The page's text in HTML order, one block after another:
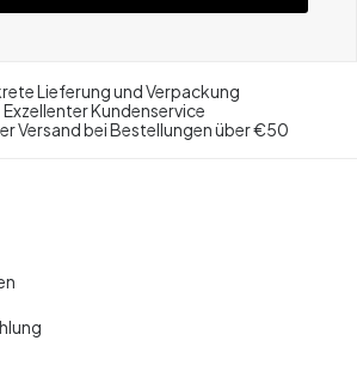
Lieferung und Verpackung
Exzellenter Kundenservice
Versand bei Bestellungen über €50